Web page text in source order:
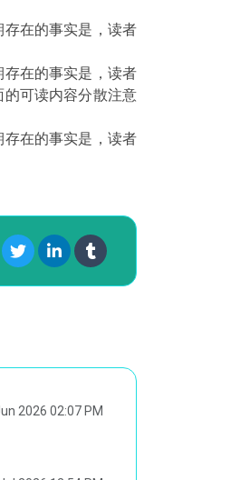
在的事实是，读者
在的事实是，读者
可读内容分散注意
在的事实是，读者
2026 02:07 PM